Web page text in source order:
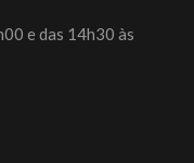
e das 14h30 às